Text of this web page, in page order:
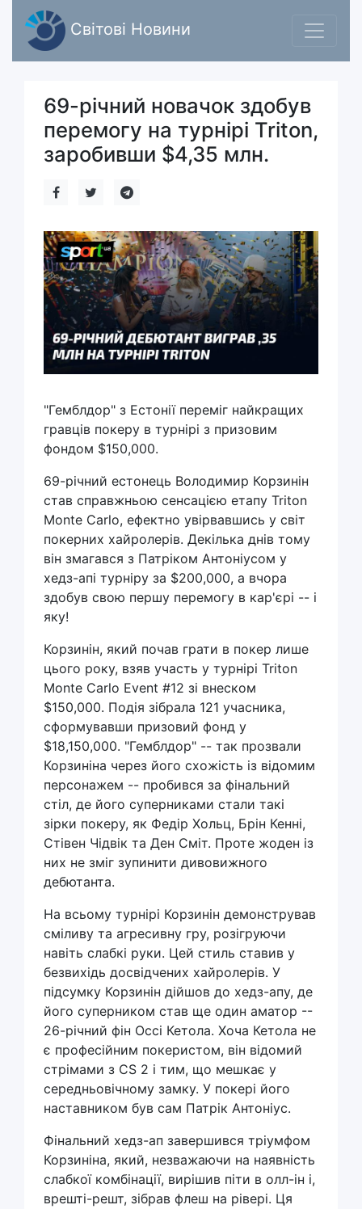
Світові Новини
69-річний новачок здобув
перемогу на турнірі Triton,
заробивши $4,35 млн.
"Гемблдор" з Естонії переміг найкращих
гравців покеру в турнірі з призовим
фондом $150,000.
69-річний естонець Володимир Корзинін
став справжньою сенсацією етапу Triton
Monte Carlo, ефектно увірвавшись у світ
покерних хайролерів. Декілька днів тому
він змагався з Патріком Антоніусом у
хедз-апі турніру за $200,000, а вчора
здобув свою першу перемогу в кар'єрі -- і
яку!
Корзинін, який почав грати в покер лише
цього року, взяв участь у турнірі Triton
Monte Carlo Event #12 зі внеском
$150,000. Подія зібрала 121 учасника,
сформувавши призовий фонд у
$18,150,000. "Гемблдор" -- так прозвали
Корзиніна через його схожість із відомим
персонажем -- пробився за фінальний
стіл, де його суперниками стали такі
зірки покеру, як Федір Хольц, Брін Кенні,
Стівен Чідвік та Ден Сміт. Проте жоден із
них не зміг зупинити дивовижного
дебютанта.
На всьому турнірі Корзинін демонстрував
сміливу та агресивну гру, розігруючи
навіть слабкі руки. Цей стиль ставив у
безвихідь досвідчених хайролерів. У
підсумку Корзинін дійшов до хедз-апу, де
його суперником став ще один аматор --
26-річний фін Оссі Кетола. Хоча Кетола не
є професійним покеристом, він відомий
стрімами з CS 2 і тим, що мешкає у
середньовічному замку. У покері його
наставником був сам Патрік Антоніус.
Фінальний хедз-ап завершився тріумфом
Корзиніна, який, незважаючи на наявність
слабкої комбінації, вирішив піти в олл-ін і,
врешті-решт, зібрав флеш на рівері. Ця